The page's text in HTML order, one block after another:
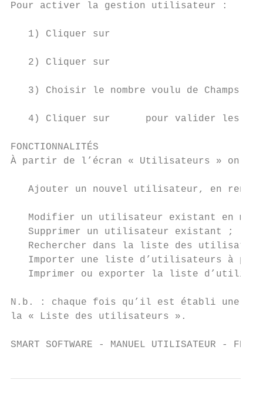
Pour activer la gestion utilisateur :
   1) Cliquer sur
   2) Cliquer sur
3) Choisir le nombre voulu de Champs
4) Cliquer sur      pour valider les
FONCTIONNALITÉS
À partir de l’écran « Utilisateurs » on
Ajouter un nouvel utilisateur, en
Modifier un utilisateur existant en
   Supprimer un utilisateur existant ;
Rechercher dans la liste des
Importer une liste d’utilisateurs à
Imprimer ou exporter la liste
N.b. : chaque fois qu’il est établi une
la « Liste des utilisateurs ».
SMART SOFTWARE - MANUEL